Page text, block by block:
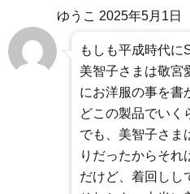
ゆうこ 2025年5月1日
もしも平成時代に
美智子さまは敬宮
にお洋服の事を書
どこの製品でいく
でも、美智子さま
りだったからそれ
だけど、着回しし